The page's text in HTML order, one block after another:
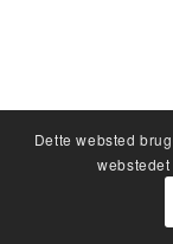
Dette websted